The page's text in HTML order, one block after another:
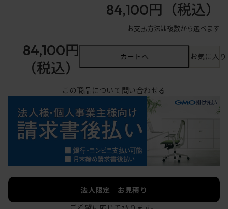
84,100円 （税込）
お支払方法は複数から選べます
84,100円
（税込）
カートへ お気に入
この商品について問い合わせる
法人限定 お見積り